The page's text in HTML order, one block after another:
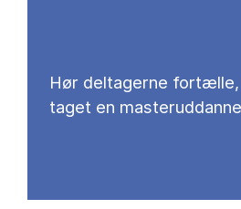
Hør deltagerne
taget en